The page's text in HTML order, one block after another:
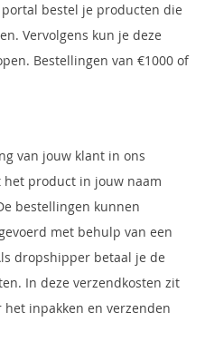
bestel je producten die
Vervolgens kun je deze
Bestellingen van €1000 of
van jouw klant in ons
het product in jouw naam
bestellingen kunnen
met behulp van een
dropshipper betaal je de
In deze verzendkosten zit
inpakken en verzenden